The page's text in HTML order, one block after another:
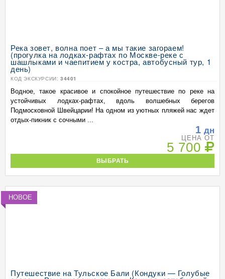
Река зовет, волна поет – а мы такие загораем!
(прогулка на лодках-рафтах по Москве-реке с
шашлыками и чаепитием у костра, автобусный тур, 1
день)
КОД ЭКСКУРСИИ: 34401
Водное, такое красивое и спокойное путешествие по реке на
устойчивых лодках-рафтах, вдоль волшебных берегов
Подмосковной Швейцарии! На одном из уютных пляжей нас ждет
отдых-пикник с сочными ...
1 дн
ЦЕНА ОТ
5 700
ВЫБРАТЬ
НОВОЕ
Путешествие на Тульское Бали (Кондуки — Голубые